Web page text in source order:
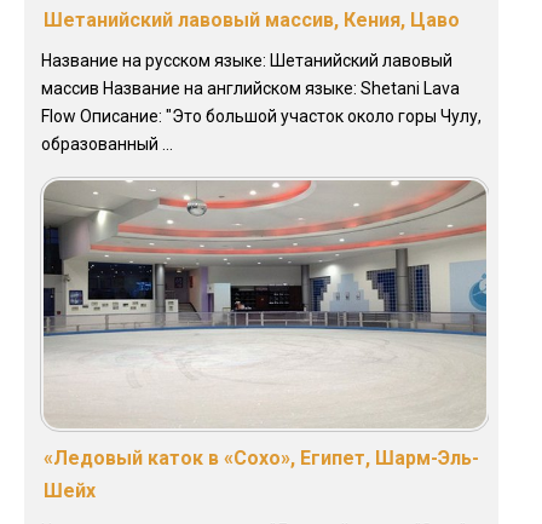
Шетанийский лавовый массив, Кения, Цаво
Название на русском языке: Шетанийский лавовый
массив Название на английском языке: Shetani Lava
Flow Описание: "Это большой участок около горы Чулу,
образованный ...
«Ледовый каток в «Сохо», Египет, Шарм-Эль-
Шейх